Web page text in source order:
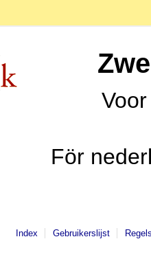
För
Index Gebruikerslijst